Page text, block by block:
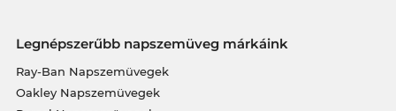
Legnépszerűbb napszemüveg márkáink
Ray-Ban Napszemüvegek
Oakley Napszemüvegek